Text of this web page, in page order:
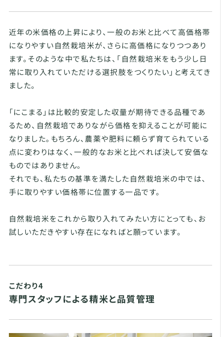
近年の米価格の上昇により、一般のお米と比べて高価格帯
になりやすい自然栽培米が、さらに高価格になりつつあり
ます。そのような中で私たちは、「自然栽培米をもう少し日
常に取り入れていただける選択肢をつくりたい」と考えてき
ました。
「にこまる」は比較的安定した収量が期待できる品種であ
るため、自然栽培でありながら価格を抑えることが可能に
なりました。もちろん、農薬や肥料に頼らず育てられている
点に変わりはなく、一般的なお米と比べれば決して安価な
ものではありません。
それでも、私たちの基準を満たした自然栽培米の中では、
手に取りやすい価格帯に位置する一品です。
自然栽培米をこれから取り入れてみたい方にとっても、お
試しいただきやすい存在になればと願っています。
こだわり4
専門スタッフによる精米と品質管理